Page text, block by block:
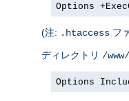
Options
(注: .htaccess フ
ディレクトリ /
Options